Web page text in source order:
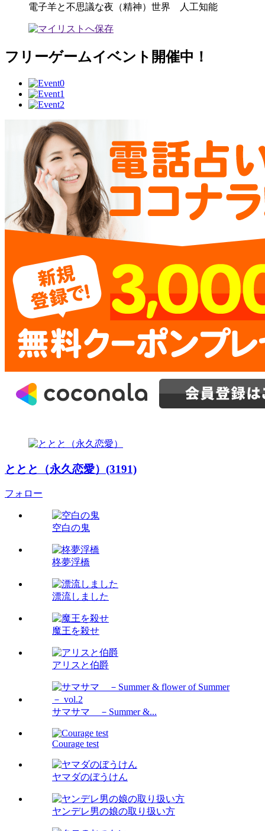
電子羊と不思議な夜（精神）世界 人工知能
フリーゲームイベント開催中！
ととと（永久恋愛）(3191)
フォロー
空白の鬼
柊夢浮橋
漂流しました
魔王を殺せ
アリスと伯爵
サマサマ －Summer &...
Courage test
ヤマダのぼうけん
ヤンデレ男の娘の取り扱い方